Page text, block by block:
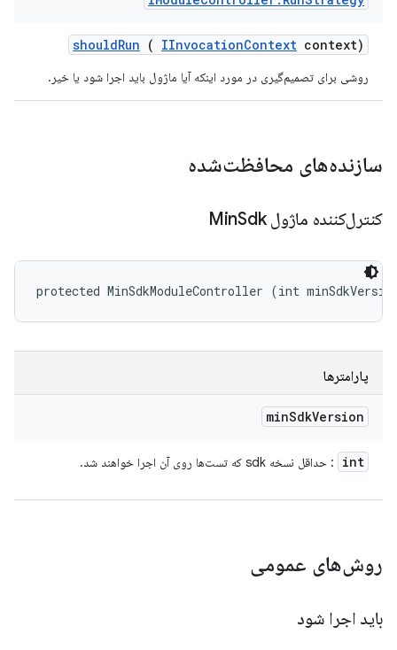
shouldRun ( IInvocationContext context)
روشی برای تصمیم‌گیری در مورد اینکه آیا ماژول باید اجرا شود یا خیر.
سازنده‌های محافظت‌شده
کنترل‌کننده ماژول MinSdk
protected MinSdkModuleController (int
پارامترها
minSdkVersion
int : حداقل نسخه sdk که تست‌ها روی آن اجرا خواهند شد.
روش‌های عمومی
باید اجرا شود